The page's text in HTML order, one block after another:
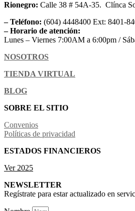
Rionegro: Calle 38 # 54A-35. Clínca
– Teléfono: (604) 4448400 Ext: 8401-
– Horario de atención:
Lunes – Viernes 7:00AM a 6:00pm /
NOSOTROS
TIENDA VIRTUAL
BLOG
SOBRE EL SITIO
Convenios
Políticas de privacidad
ESTADOS FINANCIEROS
Ver 2025
NEWSLETTER
Regístrate para estar actualizado en